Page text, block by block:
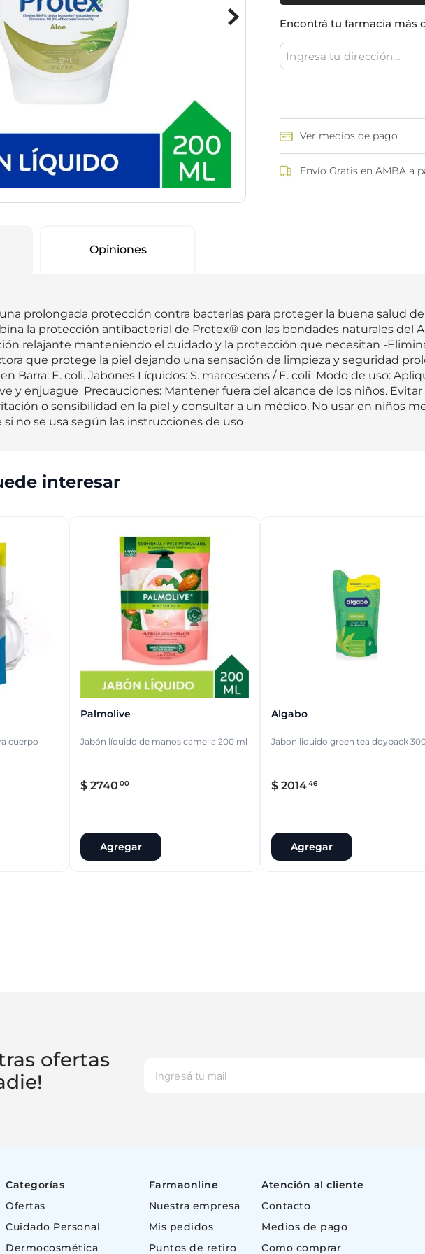
Protección Femenina
Cuidado intimo
Protectores diarios
Copas menstruales
Tampones
Toallas con y sin alas
Talcos & polvos pédicos Espacio
Encontrá tu farmacia más
Ver medios de pago
Envío Gratis en AMBA a
Opiniones
prolongada protección contra bacterias para proteger la buena salud
la protección antibacterial de Protex® con las bondades naturales del
relajante manteniendo el cuidado y la protección que necesitan -
que protege la piel dejando una sensación de limpieza y seguridad
Barra: E. coli. Jabones Líquidos: S. marcescens / E. coli  Modo de uso:
y enjuague  Precauciones: Mantener fuera del alcance de los niños.
o sensibilidad en la piel y consultar a un médico. No usar en niños
no se usa según las instrucciones de uso
interesar
cuerpo
Palmolive
Jabón líquido de manos camelia 200 ml
$ 2740 00
Agregar
Algabo
Jabon liquido green tea doypack
$ 201446
Agregar
ofertas
Categorías
Ofertas
Cuidado Personal
Dermocosmética
Farmaonline
Nuestra empresa
Mis pedidos
Puntos de retiro
Atención al cliente
Contacto
Medios de pago
Como comprar